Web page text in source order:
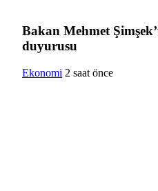
Bakan Mehmet
duyurusu
Ekonomi 2 saat önce